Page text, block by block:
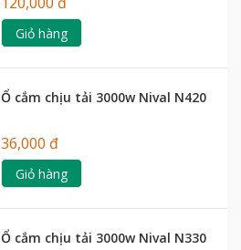
Giỏ hàng
Ổ cắm chịu tải 3000w Nival N420
36,000 đ
Giỏ hàng
Ổ cắm chịu tải 3000w Nival N330